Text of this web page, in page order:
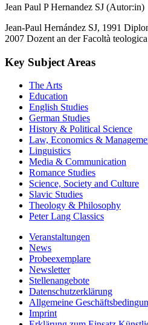
Jean Paul P Hernandez SJ (Autor:in)
Jean-Paul Hernández SJ, 1991
2007 Dozent an der Facoltà
Key Subject Areas
The Arts
Education
English Studies
German Studies
History & Political Science
Law, Economics &
Linguistics
Media & Communication
Romance Studies
Science, Society and Culture
Slavic Studies
Theology & Philosophy
Peter Lang Classics
Veranstaltungen
News
Probeexemplare
Newsletter
Stellenangebote
Datenschutzerklärung
Allgemeine
Imprint